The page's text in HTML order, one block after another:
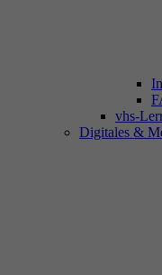
vhs-
Digitales &